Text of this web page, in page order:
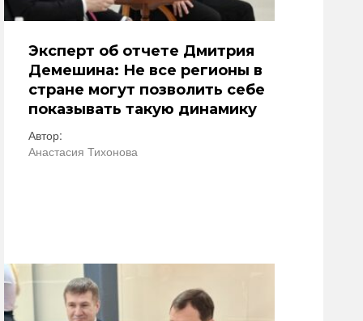
Эксперт об отчете Дмитрия
Демешина: Не все регионы в
стране могут позволить себе
показывать такую динамику
Автор:
Анастасия Тихонова